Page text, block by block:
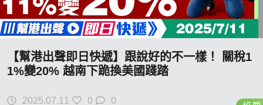
【幫港出聲即日快遞】跟說好的不一樣！ 關稅1
1%變20% 越南下跪換美國踐踏
2025.07.11 0 0